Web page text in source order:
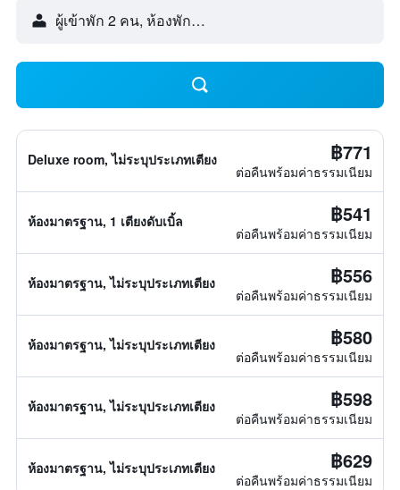
ผู้เข้าพัก 2 คน, ห้องพัก 1 ห้อง
Deluxe room, ไม่ระบุประเภทเตียง ฿771
ต่อคืนพร้อมค่าธรรมเนียม
ห้องมาตรฐาน, 1 เตียงดับเบิ้ล ฿541
ต่อคืนพร้อมค่าธรรมเนียม
ห้องมาตรฐาน, ไม่ระบุประเภทเตียง ฿556
ต่อคืนพร้อมค่าธรรมเนียม
ห้องมาตรฐาน, ไม่ระบุประเภทเตียง ฿580
ต่อคืนพร้อมค่าธรรมเนียม
ห้องมาตรฐาน, ไม่ระบุประเภทเตียง ฿598
ต่อคืนพร้อมค่าธรรมเนียม
ห้องมาตรฐาน, ไม่ระบุประเภทเตียง ฿629
ต่อคืนพร้อมค่าธรรมเนียม